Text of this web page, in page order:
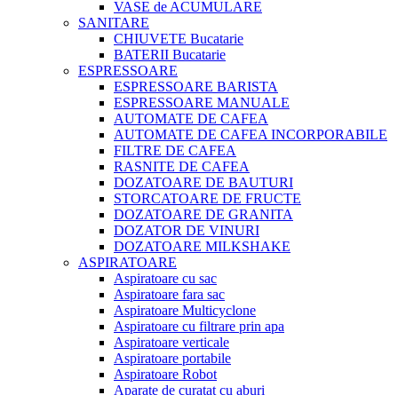
VASE de ACUMULARE
SANITARE
CHIUVETE Bucatarie
BATERII Bucatarie
ESPRESSOARE
ESPRESSOARE BARISTA
ESPRESSOARE MANUALE
AUTOMATE DE CAFEA
AUTOMATE DE CAFEA INCORPORABILE
FILTRE DE CAFEA
RASNITE DE CAFEA
DOZATOARE DE BAUTURI
STORCATOARE DE FRUCTE
DOZATOARE DE GRANITA
DOZATOR DE VINURI
DOZATOARE MILKSHAKE
ASPIRATOARE
Aspiratoare cu sac
Aspiratoare fara sac
Aspiratoare Multicyclone
Aspiratoare cu filtrare prin apa
Aspiratoare verticale
Aspiratoare portabile
Aspiratoare Robot
Aparate de curatat cu aburi